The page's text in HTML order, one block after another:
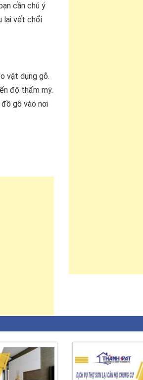
cần chú ý
lại vết chổi
vật dụng gỗ.
độ thẩm mỹ.
gỗ vào nơi